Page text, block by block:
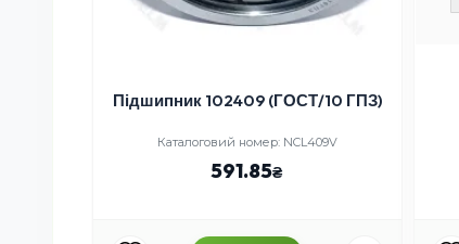
Підшипник 102409 (ГОСТ/10 ГПЗ)
Каталоговий номер: NCL409V
591.85